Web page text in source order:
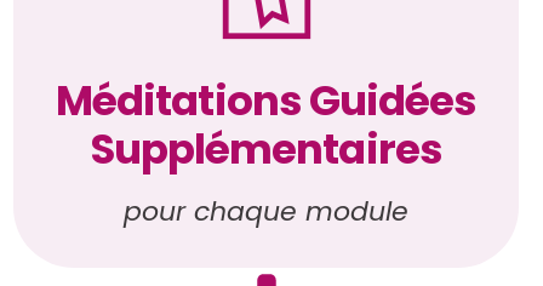
Méditations Guidées
Supplémentaires
pour chaque module